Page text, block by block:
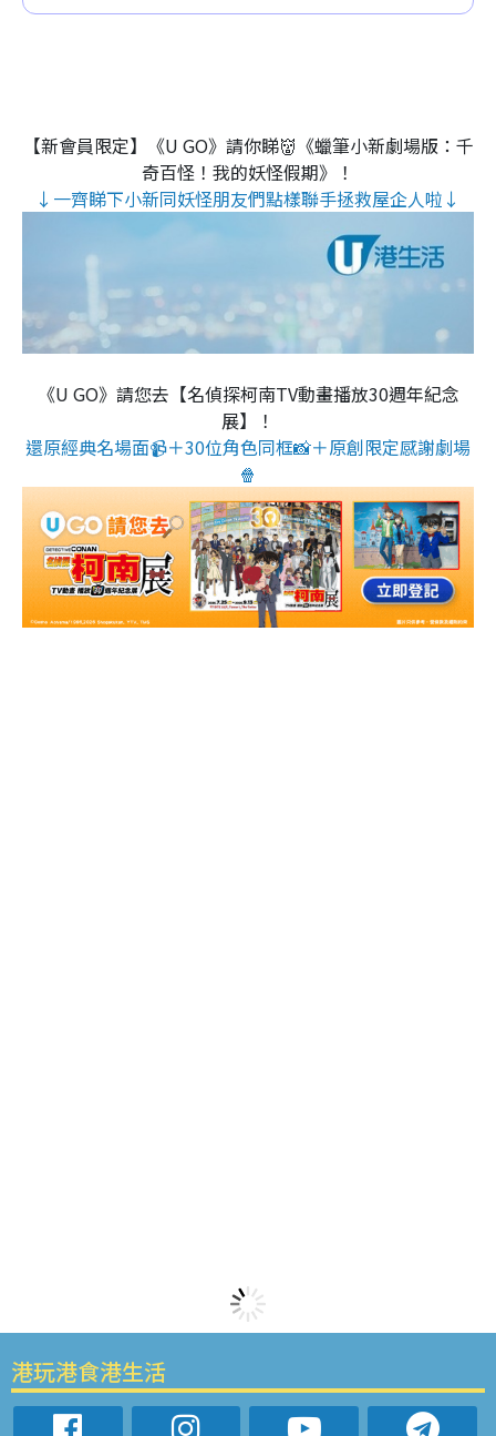
【新會員限定】《U GO》請你睇👹《蠟筆小新劇場版：千
奇百怪！我的妖怪假期》！
↓一齊睇下小新同妖怪朋友們點樣聯手拯救屋企人啦↓
《U GO》請您去【名偵探柯南TV動畫播放30週年紀念
展】！
還原經典名場面📹＋30位角色同框📸＋原創限定感謝劇場
🍿
港玩港食港生活